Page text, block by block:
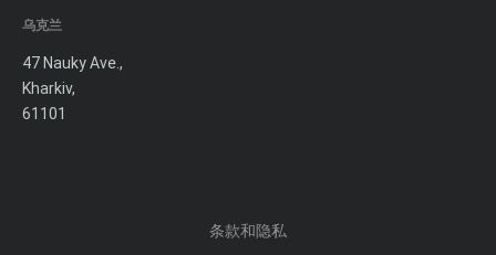
乌克兰
47 Nauky Ave.,
Kharkiv,
61101
条款和隐私